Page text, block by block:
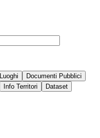
Luoghi
Documenti Pubblici
Info Territori Dataset